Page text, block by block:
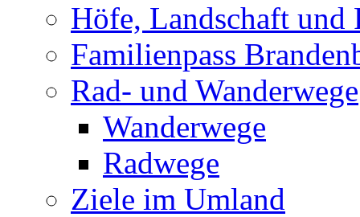
Höfe, Landschaft und
Familienpass
Rad- und Wanderwege
Wanderwege
Radwege
Ziele im Umland